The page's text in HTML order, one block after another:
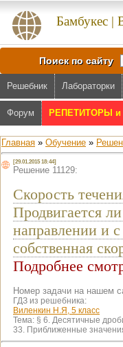
Бамбукес |
Поиск по сайту
Решебник Лабораторки
Форум РЕПЕТИТОРЫ и
Главная » Обучение »
[29.01.2015 18:44]
Решение 11129:
Скорость
Продвигается
направлении и
собственная
Подробнее
Номер задачи на нашем
ГДЗ из решебника:
Виленкин Н.Я, 5 класс
Тема: § 6. Десятичные
33. Приближенные